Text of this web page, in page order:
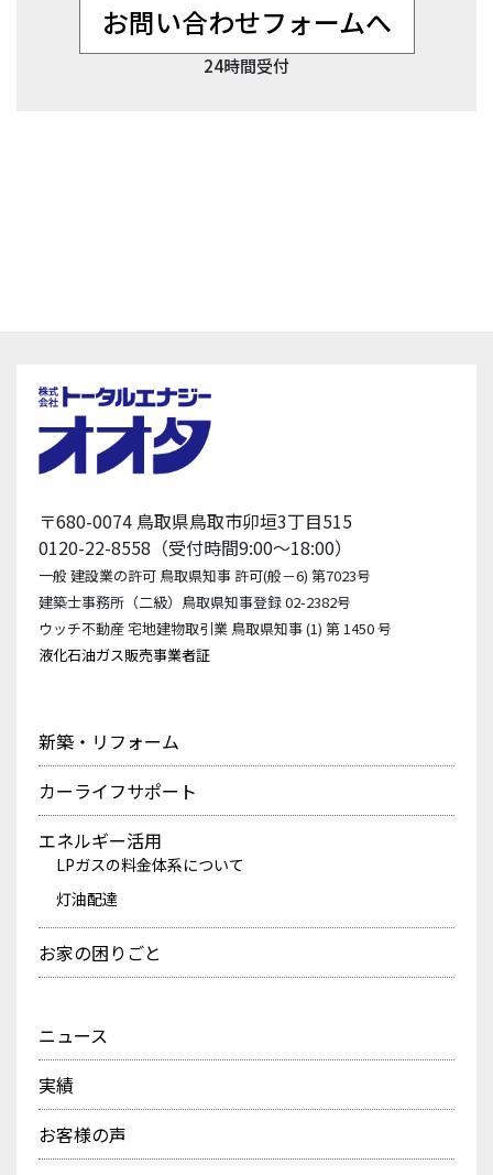
お問い合わせフォームへ
24時間受付
〒680-0074 鳥取県鳥取市卯垣3丁目515
0120-22-8558（受付時間9:00〜18:00）
一般 建設業の許可 鳥取県知事 許可(般－6) 第7023号
建築士事務所（二級）鳥取県知事登録 02-2382号
ウッチ不動産 宅地建物取引業 鳥取県知事 (1) 第 1450 号
液化石油ガス販売事業者証
新築・リフォーム
カーライフサポート
エネルギー活用
LPガスの料金体系について
灯油配達
お家の困りごと
ニュース
実績
お客様の声